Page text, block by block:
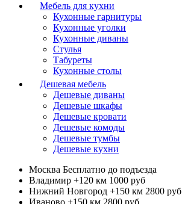
Мебель для кухни
Кухонные гарнитуры
Кухонные уголки
Кухонные диваны
Стулья
Табуреты
Кухонные столы
Дешевая мебель
Дешевые диваны
Дешевые шкафы
Дешевые кровати
Дешевые комоды
Дешевые тумбы
Дешевые кухни
Москва Бесплатно до подъезда
Владимир +120 км 1000 руб
Нижний Новгород +150 км 2800 руб
Иваново +150 км 2800 руб